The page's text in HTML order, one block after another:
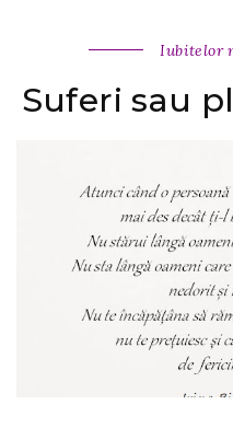
Iubitelor
Suferi sau